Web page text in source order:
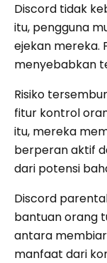
Discord tidak
itu, pengguna
ejekan mereka.
menyebabkan
Risiko
fitur kontrol
itu, mereka
berperan aktif
dari potensi
Discord
bantuan orang
antara
manfaat dari